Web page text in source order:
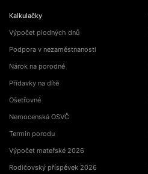
Kalkulačky
Výpočet plodných dnů
Podpora v nezaměstnanosti
Nárok na porodné
Přídavky na dítě
Ošetřovné
Nemocenská OSVČ
Termín porodu
Výpočet mateřské 2026
Rodičovský příspěvek 2026